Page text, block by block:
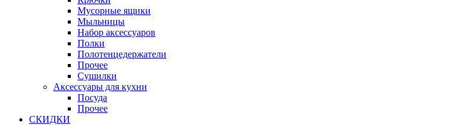
Мусорные ящики
Мыльницы
Набор аксессуаров
Полки
Полотенцедержатели
Прочее
Сушилки
Аксессуары для кухни
Посуда
Прочее
СКИДКИ